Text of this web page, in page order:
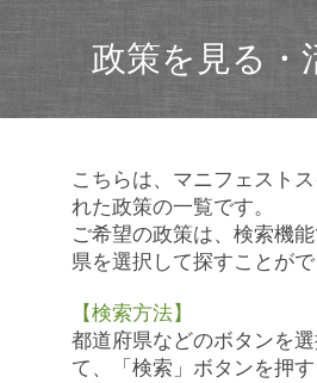
政策を見る・
こちらは、マニフェスト
れた政策の一覧です。
ご希望の政策は、検索機
県を選択して探すことがで
【検索方法】
都道府県などのボタンを
て、「検索」ボタンを押